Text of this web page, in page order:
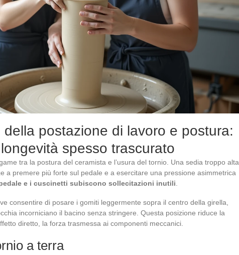
della postazione di lavoro e postura:
spesso trascurato
tra la postura del ceramista e l’usura del tornio. Una sedia troppo alta
a premere più forte sul pedale e a esercitare una pressione asimmetrica
e i cuscinetti subiscono sollecitazioni inutili
consentire di posare i gomiti leggermente sopra il centro della girella,
incorniciano il bacino senza stringere. Questa posizione riduce la
diretto, la forza trasmessa ai componenti meccanici.
a terra